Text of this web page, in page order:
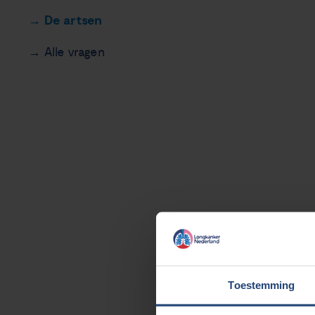
Toestemming
De artsen
Alle vragen